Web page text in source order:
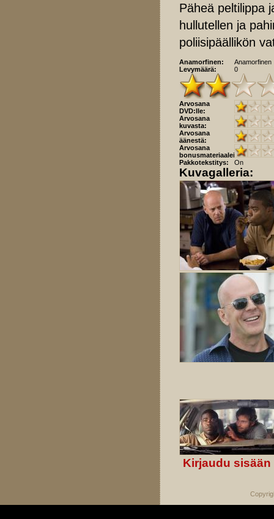
Päheä peltilippa
hullutellen ja
poliisipäällikön
Anamorfinen:
Anamorfinen
Levymäärä:
0
Arvosana
DVD:lle:
Arvosana
kuvasta:
Arvosana
äänestä:
Arvosana
bonusmateriaaleista:
Pakkotekstitys:
On
Kuvagalleria:
Kirjaudu sisään